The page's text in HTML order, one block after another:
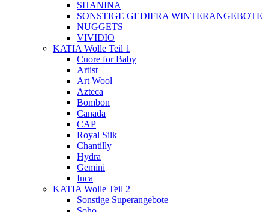
SHANINA
SONSTIGE GEDIFRA WINTERANGEBOTE
NUGGETS
VIVIDIO
KATIA Wolle Teil 1
Cuore for Baby
Artist
Art Wool
Azteca
Bombon
Canada
CAP
Royal Silk
Chantilly
Hydra
Gemini
Inca
KATIA Wolle Teil 2
Sonstige Superangebote